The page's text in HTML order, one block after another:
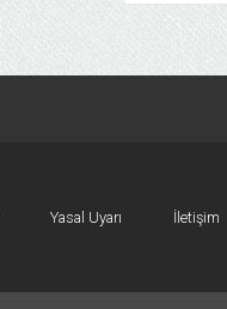
Yasal Uyarı İletişim